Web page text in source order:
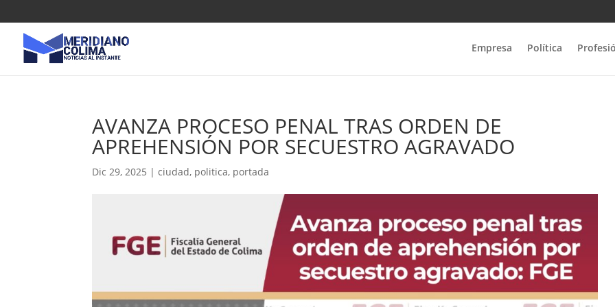
Empresa Política
AVANZA PROCESO PENAL TRAS ORDEN DE
APREHENSIÓN POR SECUESTRO AGRAVADO
Dic 29, 2025 |ciudad, politica, portada